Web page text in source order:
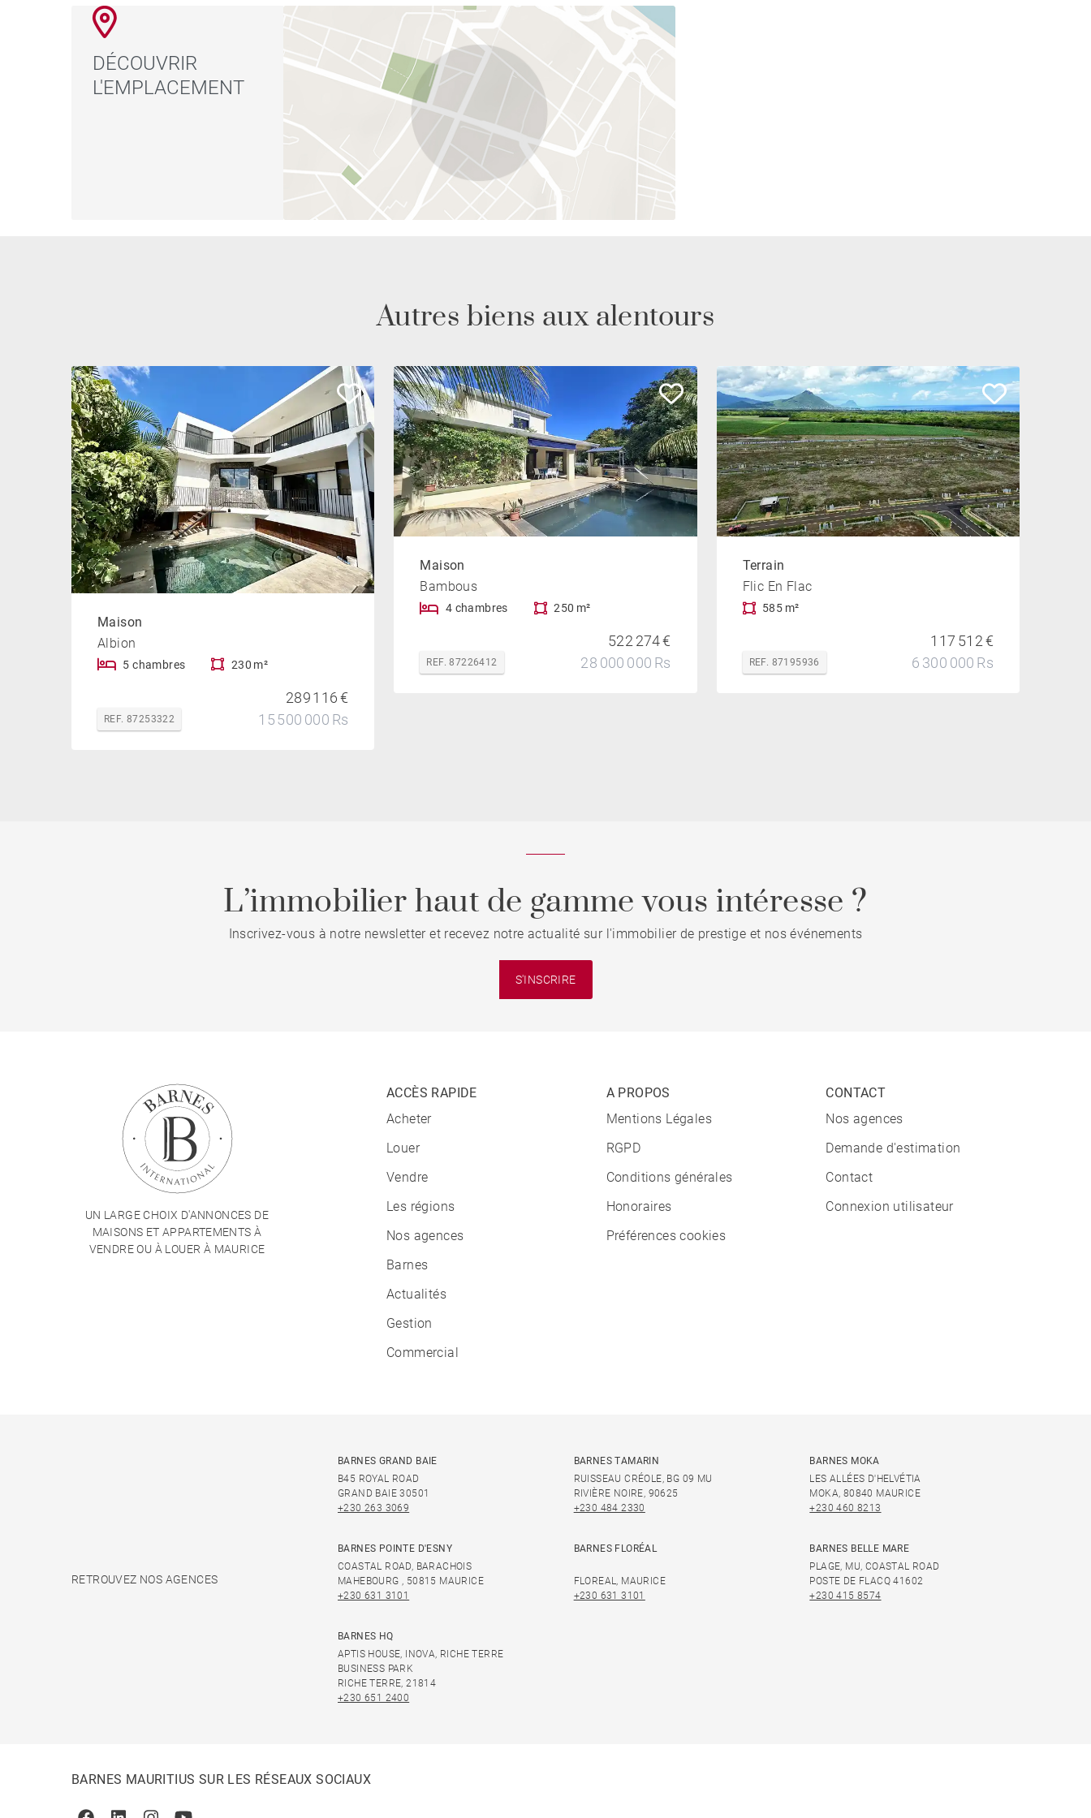
observer les dauphins, à la pêche en haute mer et au spectaculaire parc national des Gorges de la
Rivière Noire. Les commodités du quotidien sont tout aussi accessibles, avec à proximité des
centres commerciaux modernes, des restaurants gastronomiques, des centres de bien-être, des
clubs de sport, des écoles internationales prestigieuses et des services de santé de qualité.
Ocean Pearl est plus qu’une simple résidence : c’est un havre de paix raffiné en bord de mer où le
luxe, la nature et la commodité s’allient pour offrir un art de vivre exceptionnel au cœur de l’île
DÉCOUVRIR
L'EMPLACEMENT
Autres biens aux alentours
Maison
Albion
5 chambres 230 m²
REF. 87253322
289 116 €
15 500 000 Rs
Maison
Bambous
4 chambres 250 m²
REF. 87226412
522 274 €
28 000 000 Rs
Terrain
Flic En Flac
585 m²
REF. 87195936
117 512 €
6 300 000 Rs
L’immobilier haut de gamme vous intéresse ?
Inscrivez-vous à notre newsletter et recevez notre actualité sur l'immobilier de prestige et nos événements
S'INSCRIRE
UN LARGE CHOIX D'ANNONCES DE
MAISONS ET APPARTEMENTS À
VENDRE OU À LOUER À MAURICE
ACCÈS RAPIDE
Acheter
Louer
Vendre
Les régions
Nos agences
Barnes
Actualités
Gestion
Commercial
A PROPOS
Mentions Légales
RGPD
Conditions générales
Honoraires
Préférences cookies
CONTACT
Nos agences
Demande d'estimation
Contact
Connexion utilisateur
RETROUVEZ NOS AGENCES
BARNES GRAND BAIE
B45 ROYAL ROAD
GRAND BAIE 30501
+230 263 3069
BARNES TAMARIN
RUISSEAU CRÉOLE, BG 09 MU
RIVIÈRE NOIRE, 90625
+230 484 2330
BARNES MOKA
LES ALLÉES D'HELVÉTIA
MOKA, 80840 MAURICE
+230 460 8213
BARNES POINTE D'ESNY
COASTAL ROAD, BARACHOIS
MAHEBOURG , 50815 MAURICE
+230 631 3101
BARNES FLORÉAL
FLOREAL, MAURICE
+230 631 3101
BARNES BELLE MARE
PLAGE, MU, COASTAL ROAD
POSTE DE FLACQ 41602
+230 415 8574
BARNES HQ
APTIS HOUSE, INOVA, RICHE TERRE
BUSINESS PARK
RICHE TERRE, 21814
+230 651 2400
BARNES MAURITIUS SUR LES RÉSEAUX SOCIAUX